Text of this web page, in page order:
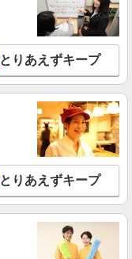
とりあえずキープ
とりあえずキープ